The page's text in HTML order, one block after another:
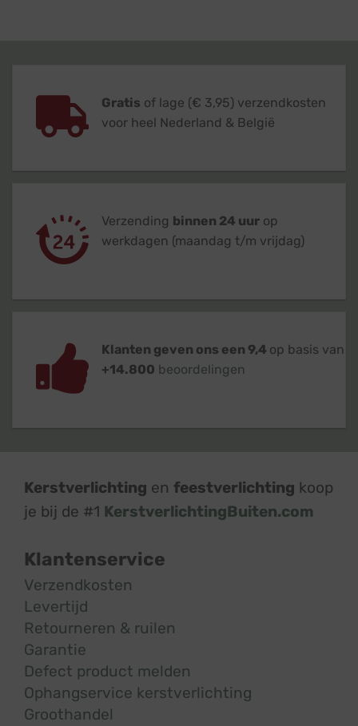
Gratis of lage (€ 3,95) verzendkosten
voor heel Nederland & België
Verzending binnen 24 uur op
werkdagen (maandag t/m vrijdag)
Klanten geven ons een 9,4 op basis van
+14.800 beoordelingen
Kerstverlichting en feestverlichting koop
je bij de #1 KerstverlichtingBuiten.com
Klantenservice
Verzendkosten
Levertijd
Retourneren & ruilen
Garantie
Defect product melden
Ophangservice kerstverlichting
Groothandel